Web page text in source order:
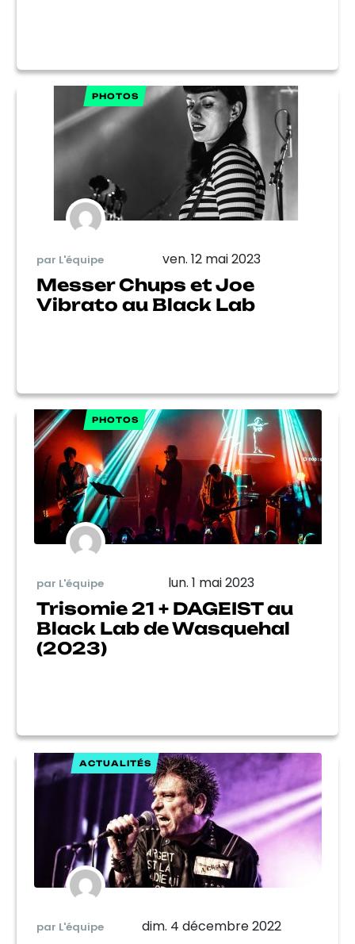
PHOTOS
par L'équipe ven. 12 mai 2023
Messer Chups et Joe
Vibrato au Black Lab
PHOTOS
par L'équipe lun. 1 mai 2023
Trisomie 21 + DAGEIST au
Black Lab de Wasquehal
(2023)
ACTUALITÉS
par L'équipe dim. 4 décembre 2022